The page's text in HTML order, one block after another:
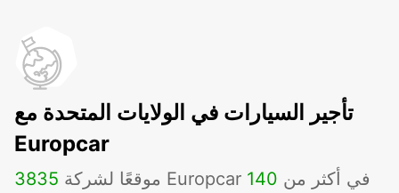
تأجير السيارات في الولايات المتحدة مع
Europcar
3835 موقعًا لشركة Europcar في أكثر من 140